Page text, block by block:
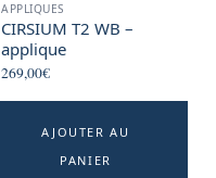
APPLIQUES
CIRSIUM T2 WB –
applique
269,00€
AJOUTER AU
PANIER